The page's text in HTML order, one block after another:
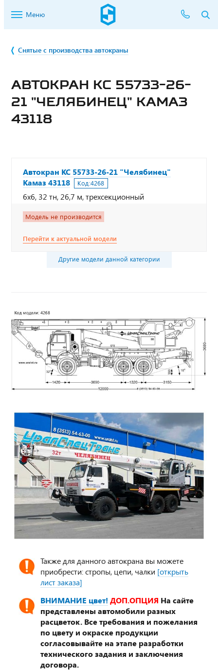
Меню
Снятые с производства автокраны
АВТОКРАН КС 55733-26-
21 "ЧЕЛЯБИНЕЦ" КАМАЗ
43118
Автокран КС 55733-26-21 "Челябинец"
Камаз 43118
Код:4268
6х6, 32 тн, 26,7 м, трехсекционный
Модель не производится
Перейти к актуальной модели
Другие модели данной категории
Также для данного автокрана вы можете
приобрести: стропы, цепи, чалки [открыть
лист заказа]
ВНИМАНИЕ цвет! ДОП.ОПЦИЯ На сайте
представлены автомобили разных
расцветок. Все требования и пожелания
по цвету и окраске продукции
согласовывайте на этапе разработки
технического задания и заключения
договора.